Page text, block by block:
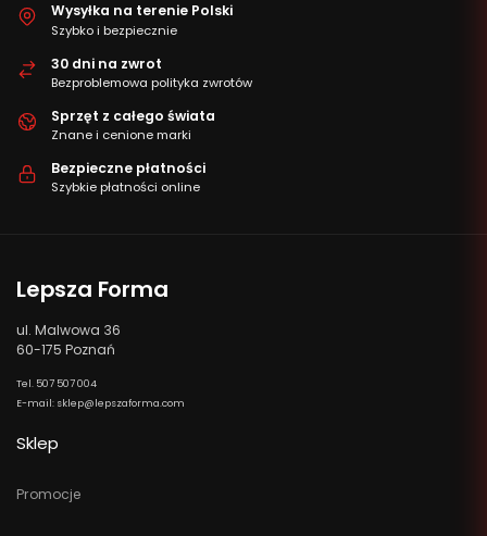
Wysyłka na terenie Polski
Szybko i bezpiecznie
30 dni na zwrot
Bezproblemowa polityka zwrotów
Sprzęt z całego świata
Znane i cenione marki
Bezpieczne płatności
Szybkie płatności online
Lepsza Forma
ul. Malwowa 36
60-175 Poznań
Tel. 507 507 004
E-mail: sklep@lepszaforma.com
Sklep
Promocje